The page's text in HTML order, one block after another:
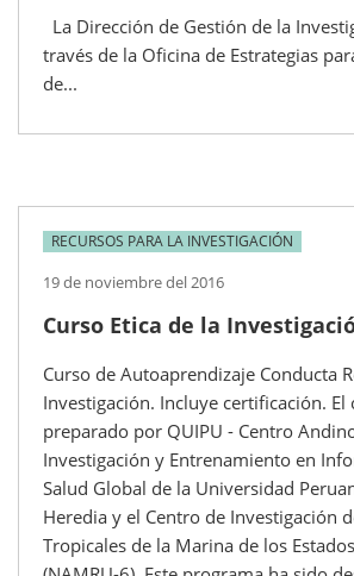
La Dirección de Gestión de la
través de la Oficina de Estrategias
de...
RECURSOS PARA LA INVESTIGACIÓN
19 de noviembre del 2016
Curso Etica de la
Curso de Autoaprendizaje Conducta
Investigación. Incluye certificación. El
preparado por QUIPU - Centro
Investigación y Entrenamiento en
Salud Global de la Universidad
Heredia y el Centro de Investigación
Tropicales de la Marina de los